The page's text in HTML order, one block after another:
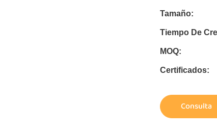
Tamaño:
Tiempo De
MOQ:
Certificados:
Consulta